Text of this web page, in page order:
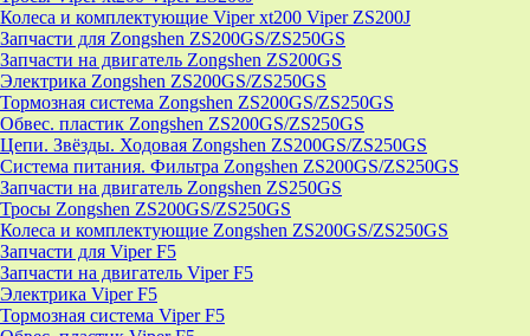
Колеса и комплектующие Viper xt200 Viper ZS200J
Запчасти для Zongshen ZS200GS/ZS250GS
Запчасти на двигатель Zongshen ZS200GS
Электрика Zongshen ZS200GS/ZS250GS
Тормозная система Zongshen ZS200GS/ZS250GS
Обвес. пластик Zongshen ZS200GS/ZS250GS
Цепи. Звёзды. Ходовая Zongshen ZS200GS/ZS250GS
Система питания. Фильтра Zongshen ZS200GS/ZS250GS
Запчасти на двигатель Zongshen ZS250GS
Тросы Zongshen ZS200GS/ZS250GS
Колеса и комплектующие Zongshen ZS200GS/ZS250GS
Запчасти для Viper F5
Запчасти на двигатель Viper F5
Электрика Viper F5
Тормозная система Viper F5